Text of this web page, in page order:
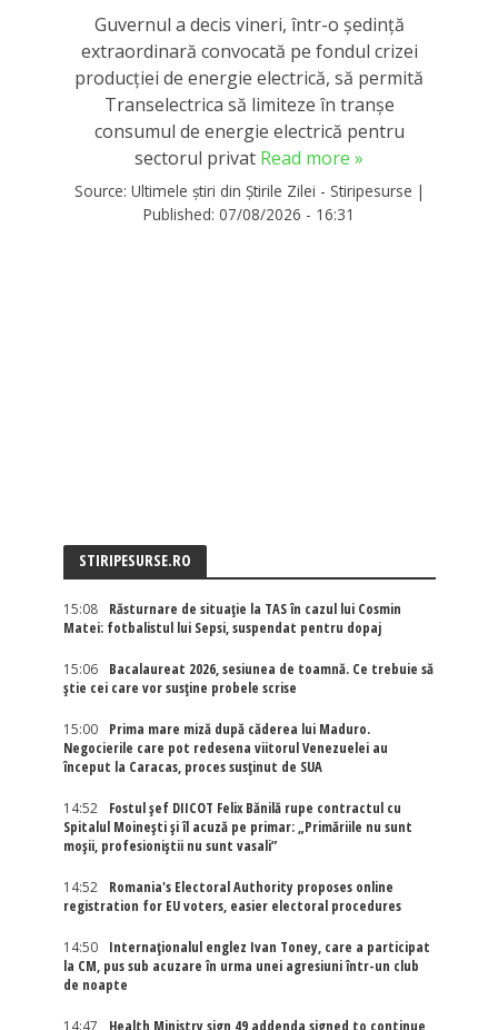
Guvernul a decis vineri, într-o ședință
extraordinară convocată pe fondul crizei
producției de energie electrică, să permită
Transelectrica să limiteze în tranșe
consumul de energie electrică pentru
sectorul privat Read more »
Source: Ultimele știri din Știrile Zilei - Stiripesurse |
Published: 07/08/2026 - 16:31
STIRIPESURSE.RO
15:08
Răsturnare de situație la TAS în cazul lui Cosmin
Matei: fotbalistul lui Sepsi, suspendat pentru dopaj
15:06
Bacalaureat 2026, sesiunea de toamnă. Ce trebuie să
știe cei care vor susține probele scrise
15:00
Prima mare miză după căderea lui Maduro.
Negocierile care pot redesena viitorul Venezuelei au
început la Caracas, proces susținut de SUA
14:52
Fostul șef DIICOT Felix Bănilă rupe contractul cu
Spitalul Moinești și îl acuză pe primar: „Primăriile nu sunt
moșii, profesioniștii nu sunt vasali”
14:52
Romania's Electoral Authority proposes online
registration for EU voters, easier electoral procedures
14:50
Internaţionalul englez Ivan Toney, care a participat
la CM, pus sub acuzare în urma unei agresiuni într-un club
de noapte
14:47
Health Ministry sign 49 addenda signed to continue